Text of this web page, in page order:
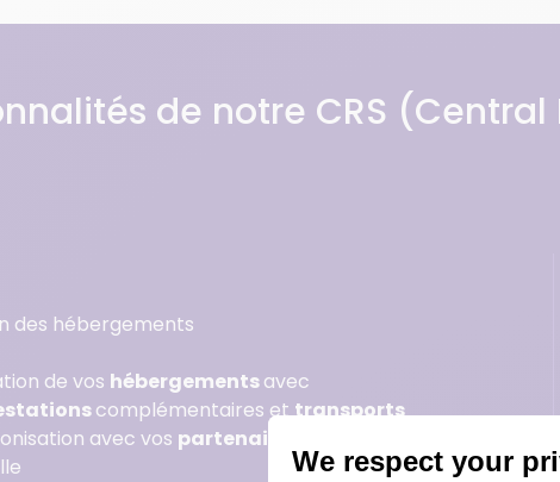
de notre CRS
des hébergements
de vos hébergementsavec
complémentaires ettransports
avec vos partenaires